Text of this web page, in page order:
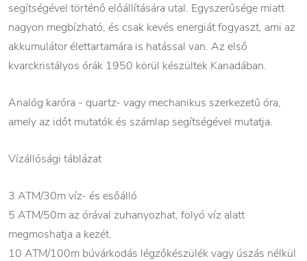
segítségével történő előállítására utal. Egyszerűsége miatt
nagyon megbízható, és csak kevés energiát fogyaszt, ami az
akkumulátor élettartamára is hatással van. Az első
kvarckristályos órák 1950 körül készültek Kanadában.
Analóg karóra - quartz- vagy mechanikus szerkezetű óra,
amely az időt mutatók és számlap segítségével mutatja.
Vízállósági táblázat
3 ATM/30m víz- és esőálló
5 ATM/50m az órával zuhanyozhat, folyó víz alatt
megmoshatja a kezét.
10 ATM/100m búvárkodás légzőkészülék vagy úszás nélkül